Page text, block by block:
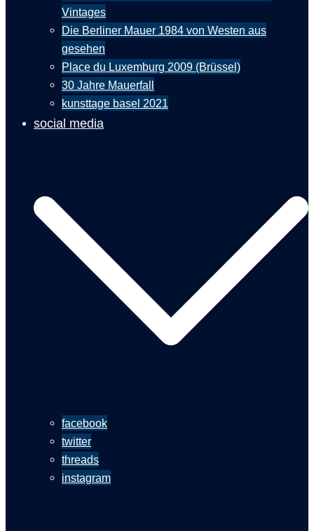
Vintages
Die Berliner Mauer 1984 von Westen aus
gesehen
Place du Luxemburg 2009 (Brüssel)
30 Jahre Mauerfall
kunsttage basel 2021
social media
facebook
twitter
threads
instagram